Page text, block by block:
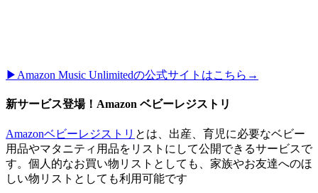
▶︎Amazon Music Unlimitedの公式サイトはこちら→
新サービス登場！Amazon ベビーレジストリ
Amazonベビーレジストリ とは、出産、育児に必要なベビー
用品やマタニティ用品をリストにして公開できるサービスで
す。個人的なお買い物リストとしても、家族やお友達へのほ
しい物リストとしても利用可能です